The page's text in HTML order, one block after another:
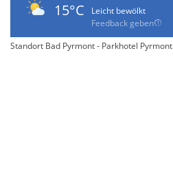
15°C
Leicht bewölkt
Feedback geben
Standort Bad Pyrmont - Parkhotel Pyrmont